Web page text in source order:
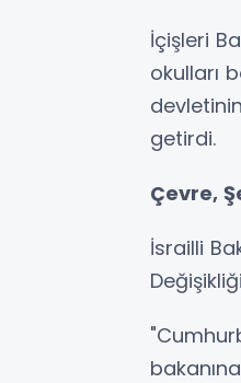
İçişleri
okulları
getirdi.
Çevre,
İsrailli